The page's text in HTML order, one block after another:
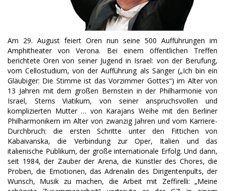
Am 29. August feiert Oren nun seine 500 Aufführungen im
Amphitheater von Verona. Bei einem öffentlichen Treffen
berichtete Oren von seiner Jugend in Israel: von der Berufung,
vom Cellostudium, von der Aufführung als Sänger („Ich bin ein
Gläubiger: Die Stimme ist das Vorzimmer Gottes“) im Alter von
13 Jahren mit dem großen Bernstein in der Philharmonie von
Israel, Sterns Viatikum, von seiner anspruchsvollen und
komplizierten Mutter … von Karajans Weihe mit den Berliner
Philharmonikern im Alter von zwanzig Jahren und vom Karriere-
Durchbruch: die ersten Schritte unter den Fittichen von
Kabaivanska, die Verbindung zur Oper, Italien und das
italienische Publikum, der große internationale Erfolg. Und dann,
seit 1984, der Zauber der Arena, die Künstler des Chores, die
Proben, die Emotionen, das Adrenalin des Dirigentenpults, der
Wunsch, Musik zu machen, die Arbeit mit Zeffirelli: „Meine